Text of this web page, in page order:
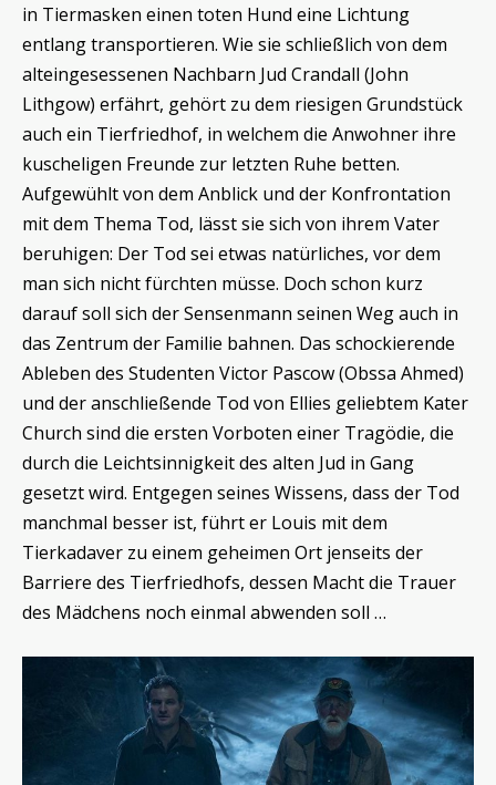
in Tiermasken einen toten Hund eine Lichtung
entlang transportieren. Wie sie schließlich von dem
alteingesessenen Nachbarn Jud Crandall (John
Lithgow) erfährt, gehört zu dem riesigen Grundstück
auch ein Tierfriedhof, in welchem die Anwohner ihre
kuscheligen Freunde zur letzten Ruhe betten.
Aufgewühlt von dem Anblick und der Konfrontation
mit dem Thema Tod, lässt sie sich von ihrem Vater
beruhigen: Der Tod sei etwas natürliches, vor dem
man sich nicht fürchten müsse. Doch schon kurz
darauf soll sich der Sensenmann seinen Weg auch in
das Zentrum der Familie bahnen. Das schockierende
Ableben des Studenten Victor Pascow (Obssa Ahmed)
und der anschließende Tod von Ellies geliebtem Kater
Church sind die ersten Vorboten einer Tragödie, die
durch die Leichtsinnigkeit des alten Jud in Gang
gesetzt wird. Entgegen seines Wissens, dass der Tod
manchmal besser ist, führt er Louis mit dem
Tierkadaver zu einem geheimen Ort jenseits der
Barriere des Tierfriedhofs, dessen Macht die Trauer
des Mädchens noch einmal abwenden soll …